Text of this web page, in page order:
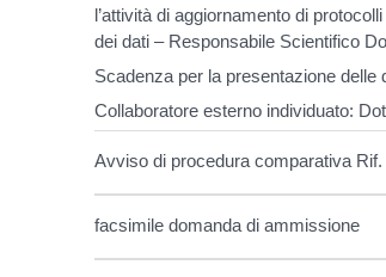
l’attività di aggiornamento di
dei dati – Responsabile Scientifico
Scadenza per la presentazione delle
Collaboratore esterno individuato:
Avviso di procedura comparativa
facsimile domanda di ammissione